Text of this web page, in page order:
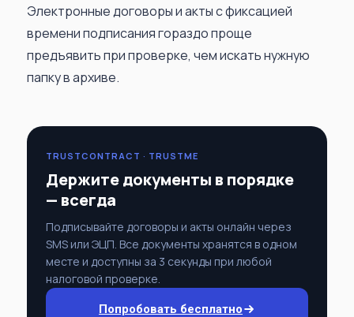
Электронные договоры и акты с фиксацией
времени подписания гораздо проще
предъявить при проверке, чем искать нужную
папку в архиве.
TRUSTCONTRACT · TRUSTME
Держите документы в порядке
— всегда
Подписывайте договоры и акты онлайн через
SMS или ЭЦП. Все документы хранятся в одном
месте и доступны за 3 секунды при любой
налоговой проверке.
Попробовать бесплатно